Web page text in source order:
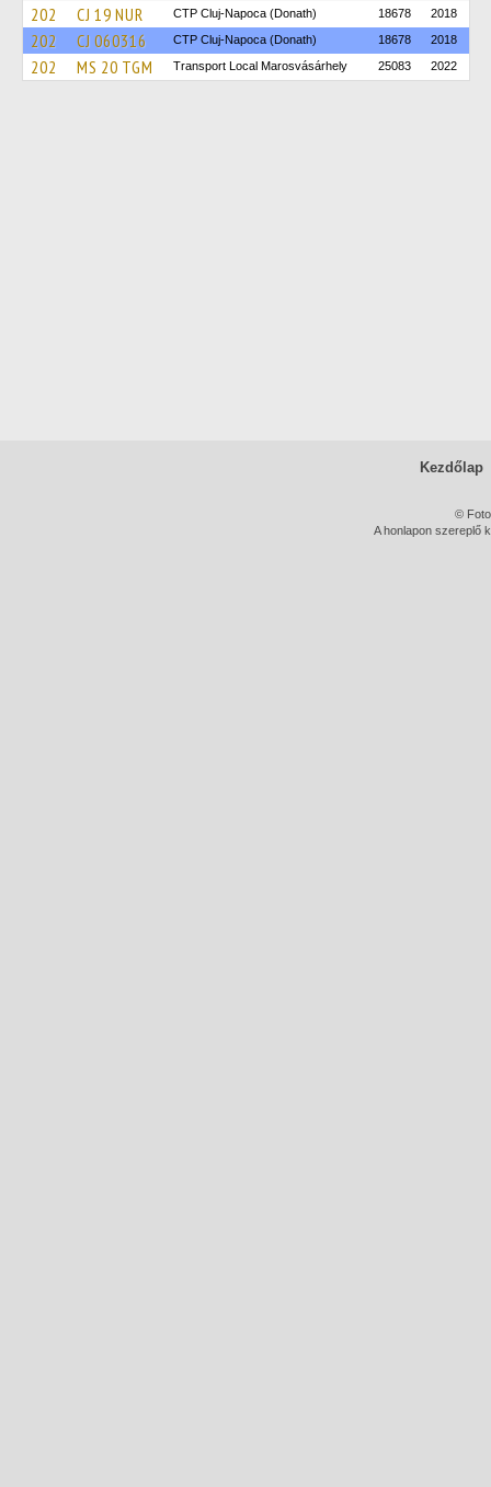
202 CJ 19 NUR CTP Cluj-Napoca (Donath) 18678 2018
202 CJ 060316 CTP Cluj-Napoca (Donath) 18678 2018
202 MS 20 TGM Transport Local Marosvásárhely 25083 2022
Kezdőlap
©
A honlapon szereplő